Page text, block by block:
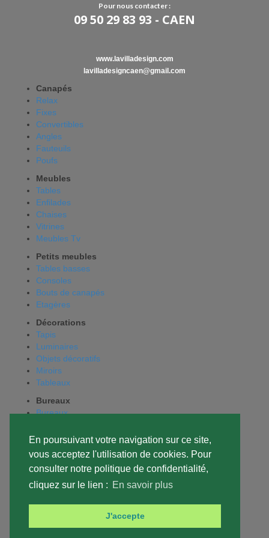
En poursuivant votre navigation sur ce site,
vous acceptez l'utilisation de cookies. Pour
consulter notre politique de confidentialité,
cliquez sur le lien : En savoir plus
J'accepte
Pour nous contacter :
09 50 29 83 93 - CAEN
www.lavilladesign.com
lavilladesigncaen@gmail.com
Canapés
Relax
Fixes
Convertibles
Angles
Fauteuils
Poufs
Meubles
Tables
Enfilades
Chaises
Vitrines
Meubles Tv
Petits meubles
Tables basses
Consoles
Bouts de canapés
Etagères
Décorations
Tapis
Luminaires
Objets décoratifs
Miroirs
Tableaux
Bureaux
Bureaux
Fauteuils
Tables de réunion
Lampes
Chambres
Lits
Commodes